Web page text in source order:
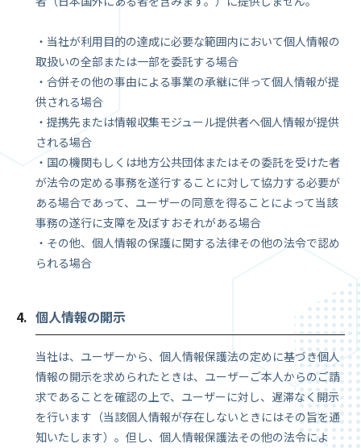
・当社が利用目的の達成に必要な範囲内において個人情報の
取扱いの全部または一部を委託する場合
・合併その他の事由による事業の承継に伴って個人情報が提
供される場合
・提携先または情報収集モジュール提供者へ個人情報が提供
される場合
・国の機関もしくは地方公共団体またはその委託を受けた者
が法令の定める事務を遂行することに対して協力する必要が
ある場合であって、ユーザーの同意を得ることによって当該
事務の遂行に支障を及ぼすおそれがある場合
・その他、個人情報の保護に関する法律その他の法令で認め
られる場合
個人情報の開示
当社は、ユーザーから、個人情報保護法の定めに基づき個人
情報の開示を求められたときは、ユーザーご本人からのご請
求であることを確認の上で、ユーザーに対し、遅滞なく開示
を行います（当該個人情報が存在しないときにはその旨を通
知いたします）。但し、個人情報保護法その他の法令によ